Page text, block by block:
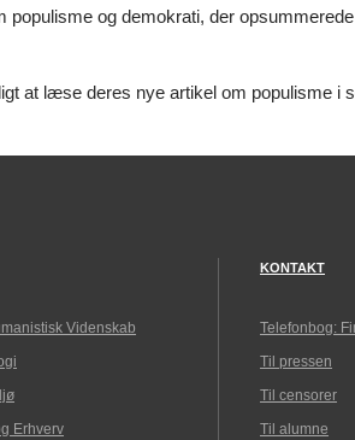
populisme og demokrati, der
at læse deres nye artikel om populisme i
Videnskab
Erhverv
KONTAKT
Telefonbog:
Til pressen
Til censorer
Til alumne